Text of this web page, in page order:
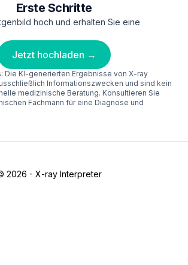
Erste Schritte
hoch und erhalten Sie eine
Jetzt hochladen →
Die KI-generierten Ergebnisse von X-ray
Informationszwecken und sind kein
medizinische Beratung. Konsultieren Sie
Fachmann für eine Diagnose und
2026 - X-ray Interpreter